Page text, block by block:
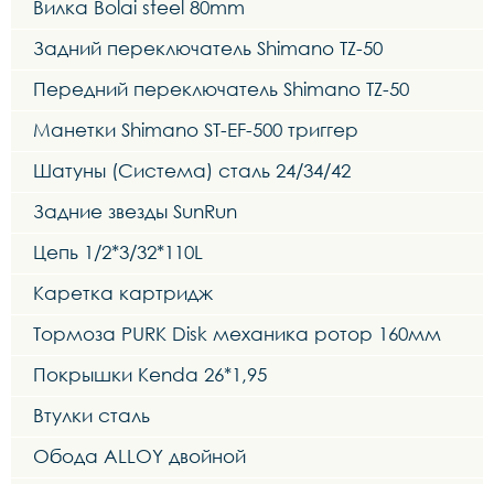
Вилка Bolai steel 80mm
Задний переключатель Shimano TZ-50
Передний переключатель Shimano TZ-50
Манетки Shimano ST-EF-500 триггер
Шатуны (Система) сталь 24/34/42
Задние звезды SunRun
Цепь 1/2*3/32*110L
Каретка картридж
Тормоза PURK Disk механика ротор 160мм
Покрышки Kenda 26*1,95
Втулки сталь
Обода ALLOY двойной